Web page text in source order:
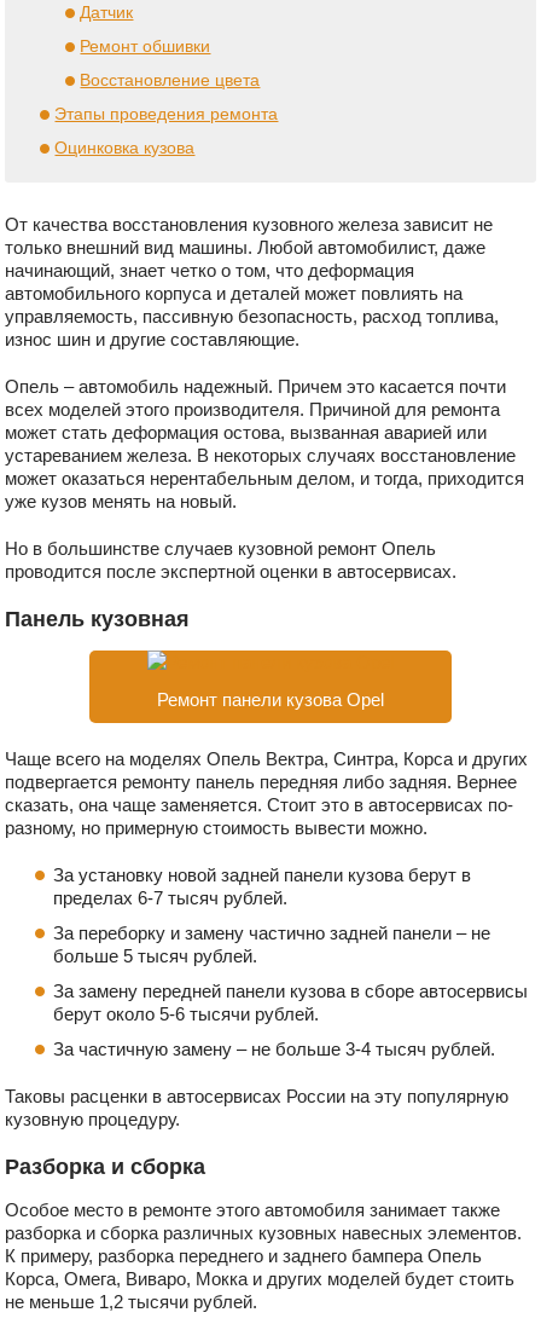
Датчик
Ремонт обшивки
Восстановление цвета
Этапы проведения ремонта
Оцинковка кузова
От качества восстановления кузовного железа зависит не
только внешний вид машины. Любой автомобилист, даже
начинающий, знает четко о том, что деформация
автомобильного корпуса и деталей может повлиять на
управляемость, пассивную безопасность, расход топлива,
износ шин и другие составляющие.
Опель – автомобиль надежный. Причем это касается почти
всех моделей этого производителя. Причиной для ремонта
может стать деформация остова, вызванная аварией или
устареванием железа. В некоторых случаях восстановление
может оказаться нерентабельным делом, и тогда, приходится
уже кузов менять на новый.
Но в большинстве случаев кузовной ремонт Опель
проводится после экспертной оценки в автосервисах.
Панель кузовная
Ремонт панели кузова Opel
Чаще всего на моделях Опель Вектра, Синтра, Корса и других
подвергается ремонту панель передняя либо задняя. Вернее
сказать, она чаще заменяется. Стоит это в автосервисах по-
разному, но примерную стоимость вывести можно.
За установку новой задней панели кузова берут в
пределах 6-7 тысяч рублей.
За переборку и замену частично задней панели – не
больше 5 тысяч рублей.
За замену передней панели кузова в сборе автосервисы
берут около 5-6 тысячи рублей.
За частичную замену – не больше 3-4 тысяч рублей.
Таковы расценки в автосервисах России на эту популярную
кузовную процедуру.
Разборка и сборка
Особое место в ремонте этого автомобиля занимает также
разборка и сборка различных кузовных навесных элементов.
К примеру, разборка переднего и заднего бампера Опель
Корса, Омега, Виваро, Мокка и других моделей будет стоить
не меньше 1,2 тысячи рублей.